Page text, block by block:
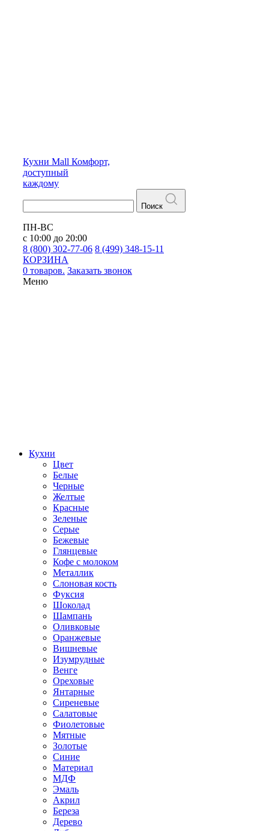
Кухни Mall Комфорт,
доступный
каждому
Поиск
ПН-ВС
с 10:00 до 20:00
8 (800) 302-77-06 8 (499) 348-15-11
КОРЗИНА
0 товаров. Заказать звонок
Меню
Кухни
Цвет
Белые
Черные
Желтые
Красные
Зеленые
Серые
Бежевые
Глянцевые
Кофе с молоком
Металлик
Слоновая кость
Фуксия
Шоколад
Шампань
Оливковые
Оранжевые
Вишневые
Изумрудные
Венге
Ореховые
Янтарные
Сиреневые
Салатовые
Фиолетовые
Мятные
Золотые
Синие
Материал
МДФ
Эмаль
Акрил
Береза
Дерево